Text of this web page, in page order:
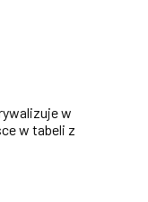
w
w tabeli z